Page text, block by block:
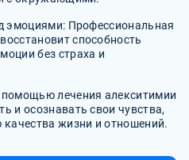
эмоциями: Профессиональная
способность
без страха и
лечения алекситимии
и осознавать свои чувства,
жизни и отношений.